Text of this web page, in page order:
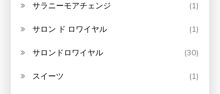
サラニーモアチェンジ (1)
サロン ド ロワイヤル (1)
サロンドロワイヤル (30)
スイーツ (1)